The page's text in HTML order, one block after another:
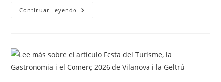
Continuar Leyendo